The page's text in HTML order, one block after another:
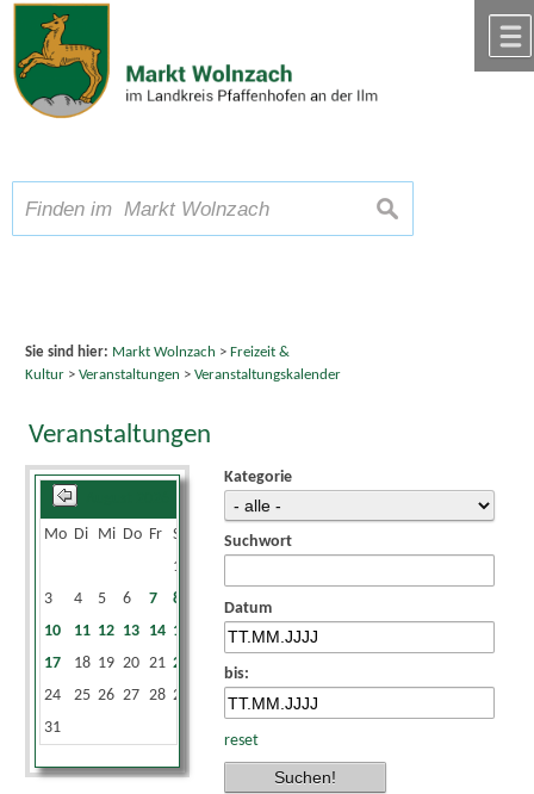
Zum Inhalt,zur Navigation
Schriftgröße A A A suchen
Sie sind hier: Markt Wolnzach > Freizeit &
Kultur> Veranstaltungen > Veranstaltungskalender
Veranstaltungen
Mo Di Mi Do Fr Sa
1
3
4 5 6 7 8
10
11 12 13 14 15
17
18 19 20 21 22
24
25 26 27 28 29
31
Kategorie
Suchwort
Datum
bis:
reset